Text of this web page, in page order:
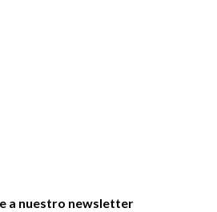
a nuestro newsletter